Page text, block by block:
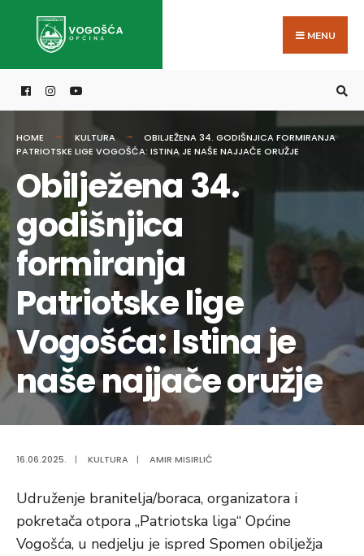
MENU
HOME KULTURA
OBILJEŽENA 34. GODIŠNJICA FORMIRANJA
PATRIOTSKE LIGE VOGOŠĆA: ISTINA JE NAŠE NAJJAČE ORUŽJE
Obilježena 34.
godišnjica
formiranja
Patriotske lige
Vogošća: Istina je
naše najjače oružje
16.06.2025. | KULTURA | AMIR MISIRLIĆ
Udruženje branitelja/boraca, organizatora i
pokretača otpora „Patriotska liga“ Općine
Vogošća, u nedjelju je ispred Spomen obilježja
for: